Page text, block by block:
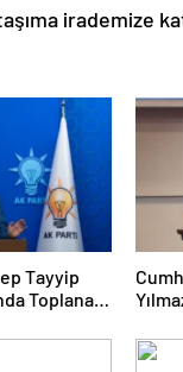
irademize
Tayyip
Toplanan
Oldu